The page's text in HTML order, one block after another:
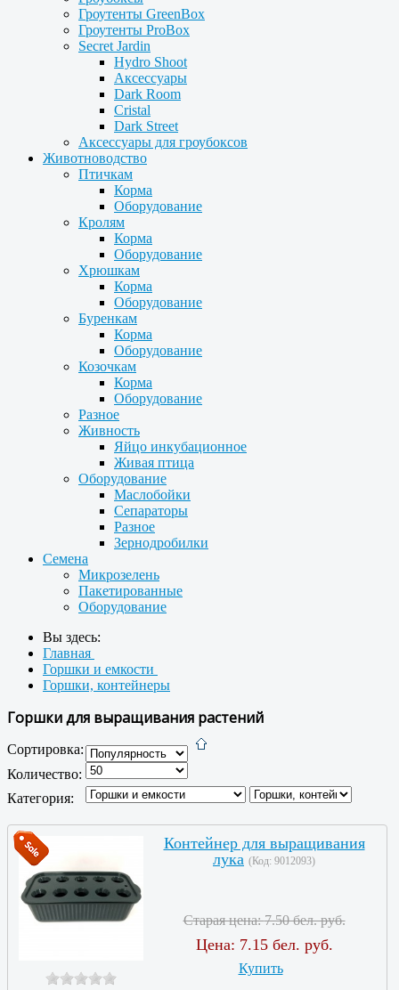
Гроутенты GreenBox
Гроутенты ProBox
Secret Jardin
Hydro Shoot
Аксессуары
Dark Room
Cristal
Dark Street
Аксессуары для гроубоксов
Животноводство
Птичкам
Корма
Оборудование
Кролям
Корма
Оборудование
Хрюшкам
Корма
Оборудование
Буренкам
Корма
Оборудование
Козочкам
Корма
Оборудование
Разное
Живность
Яйцо инкубационное
Живая птица
Оборудование
Маслобойки
Сепараторы
Разное
Зернодробилки
Семена
Микрозелень
Пакетированные
Оборудование
Вы здесь:
Главная
Горшки и емкости
Горшки, контейнеры
Горшки для выращивания растений
Сортировка:
Количество:
Категория:
Контейнер для выращивания
лука (Код: 9012093)
Старая цена:7.50 бел. руб.
Цена: 7.15 бел. руб.
Купить